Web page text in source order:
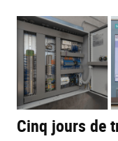
Cinq jours de